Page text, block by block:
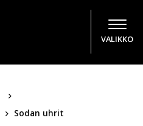
VALIKKO
Sodan uhrit